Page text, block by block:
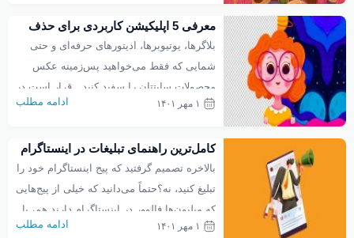
نه تنها باید کپشن بنویسم، بلکه باید اصول
کپشن نوشتن را هم یاد بگیرم… نوشتن کپشن
اینستاگرام، آنقدرها هم […]
معرفی 5 اپلیکیشن کاربردی برای حذف
پس‌زمینه عکس و ویدیو
بلاگرها، یوتیوبرها، ادیتورهای حرفه‌ای و حتی
شمایی که فقط می‌خواهید پس‌زمینه عکس
محصولات سایتتان را سفید کنید…قرار است در
این مقاله، زیر و بم کار را یاد بگیرید تا دیگر
عکس‌ها یا ویدیوهایتان را تغییر دهند 🙂البته
مزاح می‌کنیم، خیلی وقت‌ها باید کار را سپرد به
کاردان! اما […]
۱ مهر ۱۴۰۱ ادامه مطلب
کامل‌ترین راهنمای تبلیغات در اینستاگرام
بالاخره تصمیم گرفتید که پیج اینستاگرام خود را
تبلیغ کنید، نه؟حتماً می‌دانید که خیلی از پیج‌هایی
که میلیون‌ها فالوور در اینستاگرام دارند هم، با
تبلیغات به اینجا رسیدند! وگرنه اگر می‌خواستند
۱ مهر ۱۴۰۱ ادامه مطلب